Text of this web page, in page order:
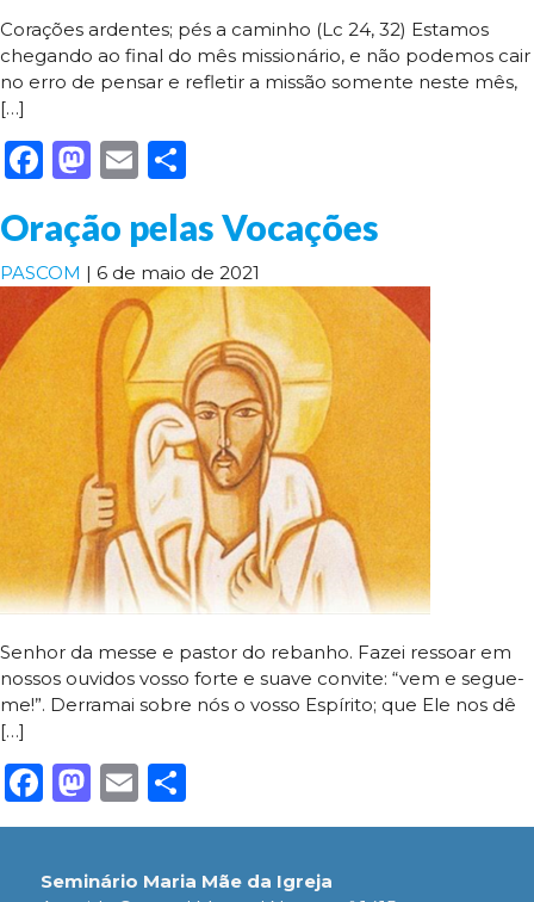
Corações ardentes; pés a caminho (Lc 24, 32) Estamos
chegando ao final do mês missionário, e não podemos cair
no erro de pensar e refletir a missão somente neste mês,
[…]
Facebook
Mastodon
Email
Oração pelas Vocações
PASCOM | 6 de maio de 2021
Senhor da messe e pastor do rebanho. Fazei ressoar em
nossos ouvidos vosso forte e suave convite: “vem e segue-
me!”. Derramai sobre nós o vosso Espírito; que Ele nos dê
[…]
Facebook
Mastodon
Email
Seminário Maria Mãe da Igreja